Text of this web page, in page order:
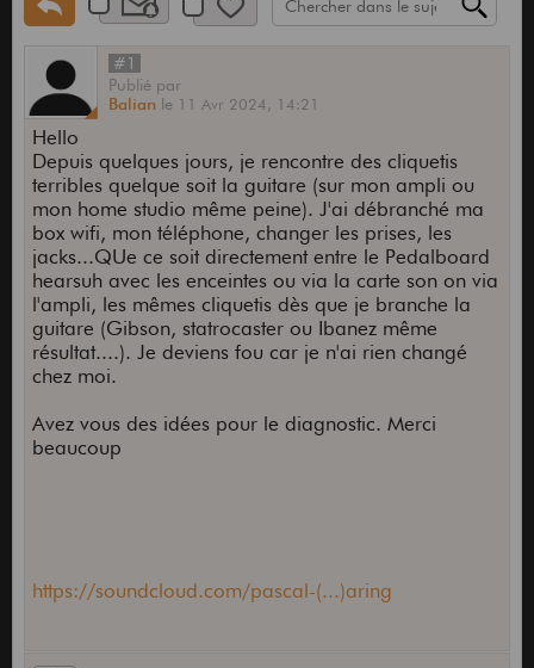
#1
Publié par
Balian le 11 Avr 2024, 14:21
Hello
Depuis quelques jours, je rencontre des cliquetis
terribles quelque soit la guitare (sur mon ampli ou
mon home studio même peine). J'ai débranché ma
box wifi, mon téléphone, changer les prises, les
jacks...QUe ce soit directement entre le Pedalboard
hearsuh avec les enceintes ou via la carte son on via
l'ampli, les mêmes cliquetis dès que je branche la
guitare (Gibson, statrocaster ou Ibanez même
résultat....). Je deviens fou car je n'ai rien changé
chez moi.
Avez vous des idées pour le diagnostic. Merci
beaucoup
https://soundcloud.com/pascal-(...)aring